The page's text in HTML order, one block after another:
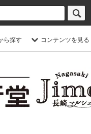
ら探す コンテンツを見る